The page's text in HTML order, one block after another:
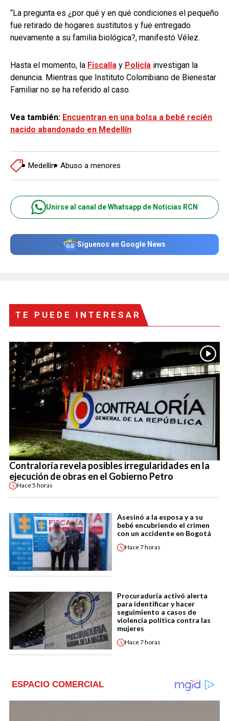
“La pregunta es ¿por qué y en qué condiciones el pequeño
fue retirado de hogares sustitutos y fue entregado
nuevamente a su familia biológica?, manifestó Vélez.
Hasta el momento, la Fiscalía y Policía investigan la
denuncia. Mientras que Instituto Colombiano de Bienestar
Familiar no se ha referido al caso.
Vea también: Encuentran en una bolsa a bebé recién
nacido abandonado en Medellín
Medellín Abuso a menores
Unirse al canal de Whatsapp de Noticias RCN
Síguenos en Google News
TE PUEDE INTERESAR
Contraloría revela posibles irregularidades en la
ejecución de obras en el Gobierno Petro
Hace5 horas
Asesinó a la esposa y a su
bebé encubriendo el crimen
con un accidente en Bogotá
Hace7 horas
Procuraduría activó alerta
para identificar y hacer
seguimiento a casos de
violencia política contra las
mujeres
Hace7 horas